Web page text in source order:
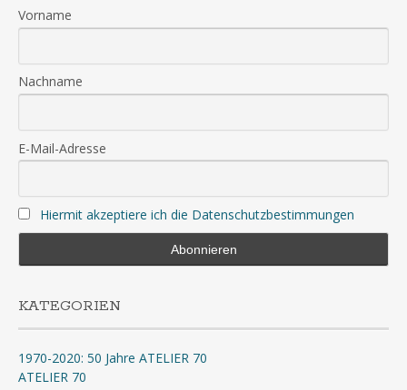
Vorname
Nachname
E-Mail-Adresse
Hiermit akzeptiere ich die Datenschutzbestimmungen
KATEGORIEN
1970-2020: 50 Jahre ATELIER 70
ATELIER 70